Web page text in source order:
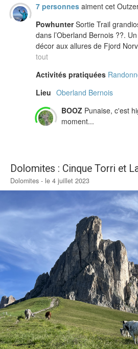
7 personnes aiment cet
PowhunterSortie Trail
dans l’Oberland Bernois ??.
décor aux allures de Fjord
tout
Activités pratiquées
Lieu Oberland Bernois
BOOZ Punaise, c'est
moment...
Dolomites : Cinque Torri et
Dolomites - le 4 juillet 2023